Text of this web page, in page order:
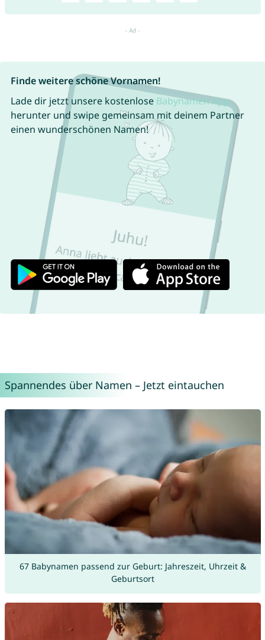
Finde weitere schöne Vornamen!
Lade dir jetzt unsere kostenlose Babynamen App
herunter und swipe gemeinsam mit deinem Partner
einen wunderschönen Namen!
Spannendes über Namen – Jetzt eintauchen
67 Babynamen passend zur Geburt: Jahreszeit, Uhrzeit &
Geburtsort